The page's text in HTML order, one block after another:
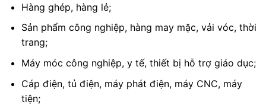
Hàng ghép, hàng lẻ;
Sản phẩm công nghiệp, hàng may mặc, vải vóc, thời
trang;
Máy móc công nghiệp, y tế, thiết bị hỗ trợ giáo dục;
Cáp điện, tủ điện, máy phát điện, máy CNC, máy
tiện;